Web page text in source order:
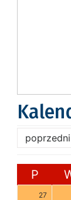
poprzedni
P
27